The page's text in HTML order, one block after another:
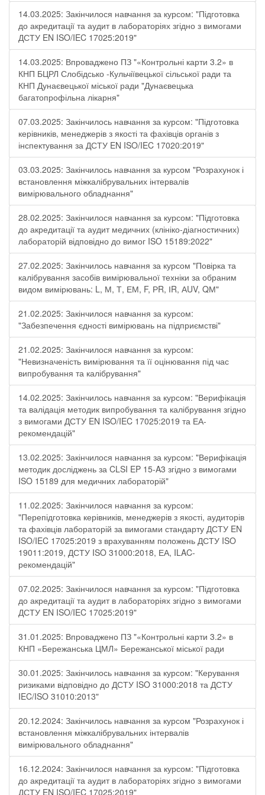
14.03.2025: Закінчилося навчання за курсом: "Підготовка
до акредитації та аудит в лабораторіях згідно з вимогами
ДСТУ EN ISO/IEC 17025:2019"
14.03.2025: Впроваджено ПЗ "«Контрольні карти 3.2» в
КНП БЦРЛ Слобідсько -Кульчіївецької сільської ради та
КНП Дунаєвецької міської ради "Дунаєвецька
багатопрофільна лікарня"
07.03.2025: Закінчилось навчання за курсом: "Підготовка
керівників, менеджерів з якості та фахівців органів з
інспектування за ДСТУ EN ISO/IEC 17020:2019"
03.03.2025: Закінчилось навчання за курсом "Розрахунок і
встановлення міжкалібрувальних інтервалів
вимірювального обладнання"
28.02.2025: Закінчилося навчання за курсом: "Підготовка
до акредитації та аудит медичних (клініко-діагностичних)
лабораторій відповідно до вимог ISO 15189:2022"
27.02.2025: Закінчилось навчання за курсом "Повірка та
калібрування засобів вимірювальної техніки за обраним
видом вимірювань: L, М, Т, ЕМ, F, РR, ІR, АUV, QМ"
21.02.2025: Закінчилося навчання за курсом:
"Забезпечення єдності вимірювань на підприємстві"
21.02.2025: Закінчилося навчання за курсом:
"Невизначеність вимірювання та її оцінювання під час
випробування та калібрування"
14.02.2025: Закінчилось навчання за курсом: "Верифікація
та валідація методик випробування та калібрування згідно
з вимогами ДСТУ EN ISO/IEC 17025:2019 та ЕА-
рекомендацій"
13.02.2025: Закінчилося навчання за курсом: "Верифікація
методик досліджень за CLSI EP 15-A3 згідно з вимогами
ISO 15189 для медичних лабораторій"
11.02.2025: Закінчилося навчання за курсом:
"Перепідготовка керівників, менеджерів з якості, аудиторів
та фахівців лабораторій за вимогами стандарту ДСТУ EN
ISO/IEC 17025:2019 з врахуванням положень ДСТУ ISO
19011:2019, ДСТУ ISO 31000:2018, ЕА, ILAC-
рекомендацій"
07.02.2025: Закінчилося навчання за курсом: "Підготовка
до акредитації та аудит в лабораторіях згідно з вимогами
ДСТУ EN ISO/IEC 17025:2019"
31.01.2025: Впроваджено ПЗ "«Контрольні карти 3.2» в
КНП «Бережанська ЦМЛ» Бережанської міської ради
30.01.2025: Закінчилось навчання за курсом: "Керування
ризиками відповідно до ДСТУ ISO 31000:2018 та ДСТУ
IEC/ISO 31010:2013"
20.12.2024: Закінчилось навчання за курсом "Розрахунок і
встановлення міжкалібрувальних інтервалів
вимірювального обладнання"
16.12.2024: Закінчилося навчання за курсом: "Підготовка
до акредитації та аудит в лабораторіях згідно з вимогами
ДСТУ EN ISO/IEC 17025:2019"